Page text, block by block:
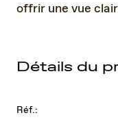
offrir une vue
Détails du
Réf.: